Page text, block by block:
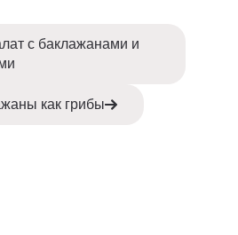
с баклажанами и
как грибы